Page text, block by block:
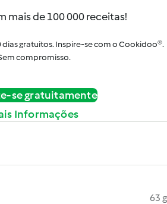
mais de 100 000 receitas!
dias gratuitos. Inspire-se com o Cookidoo®.
compromisso.
se gratuitamente
Informações
63 g